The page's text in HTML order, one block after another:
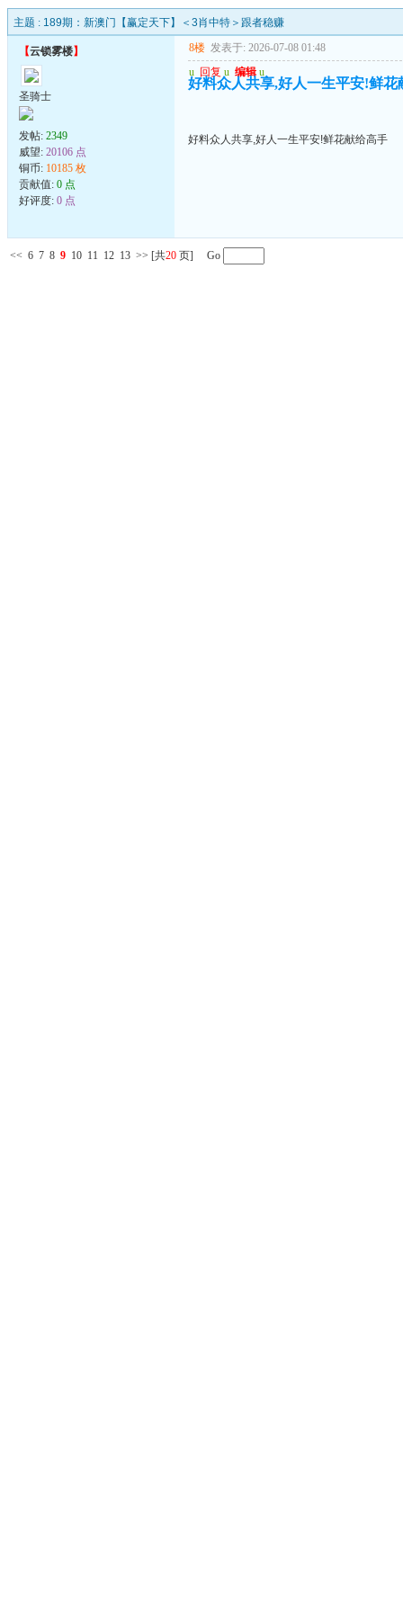
主题 : 189期：新澳门【赢定天下】＜3肖中特＞跟者稳赚
【云锁雾楼】
圣骑士
发帖: 2349
威望: 20106 点
铜币: 10185 枚
贡献值: 0 点
好评度: 0 点
8楼 发表于: 2026-07-08 01:48
u 回复 u 编辑 u
好料众人共享,好人一生平安!鲜花
好料众人共享,好人一生平安!鲜花献给高手
<< 6 7 8 9 10 11 12 13 >> [共20 页] Go